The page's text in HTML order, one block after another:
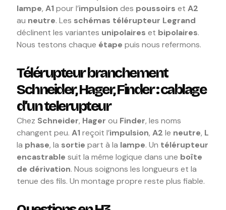
lampe,A1pour l’impulsion des poussoirs etA2
au neutre. Les schémas télérupteur Legrand
déclinent les variantes unipolaires et bipolaires.
Nous testons chaque étape puis nous refermons.
Télérupteur branchement
Schneider, Hager, Finder : cablage
d’un telerupteur
Chez Schneider, Hager ou Finder, les noms
changent peu.A1reçoit l’impulsion,A2 le neutre, L
la phase, la sortie part à la lampe. Un télérupteur
encastrable suit la même logique dans une boîte
de dérivation. Nous soignons les longueurs et la
tenue des fils. Un montage propre reste plus fiable.